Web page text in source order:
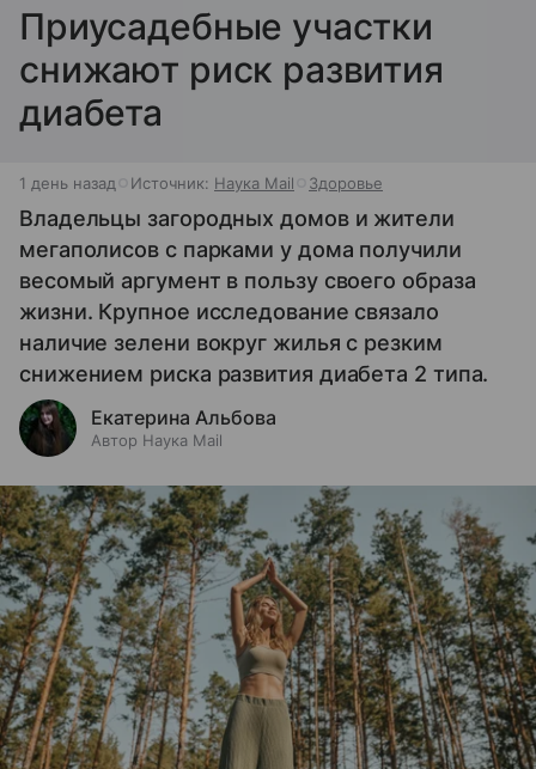
Приусадебные участки
снижают риск развития
диабета
1 день назад Источник: Наука Mail Здоровье
Владельцы загородных домов и жители
мегаполисов с парками у дома получили
весомый аргумент в пользу своего образа
жизни. Крупное исследование связало
наличие зелени вокруг жилья с резким
снижением риска развития диабета 2 типа.
Екатерина Альбова
Автор Наука Mail